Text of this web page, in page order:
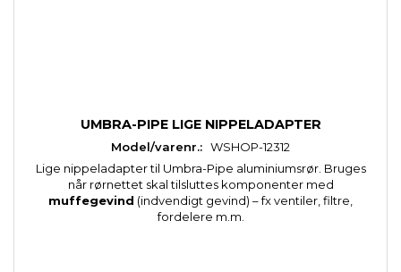
UMBRA-PIPE LIGE NIPPELADAPTER
Model/varenr.: WSHOP-12312
Lige nippeladapter til Umbra-Pipe aluminiumsrør. Bruges
når rørnettet skal tilsluttes komponenter med
muffegevind (indvendigt gevind) – fx ventiler, filtre,
fordelere m.m.